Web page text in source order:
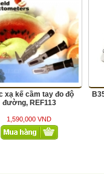
B353A, OPTIKA, KHVI 3
22,380,000 VND